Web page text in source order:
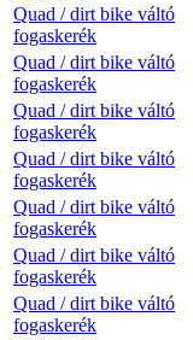
Quad / dirt bike váltó
fogaskerék
Quad / dirt bike váltó
fogaskerék
Quad / dirt bike váltó
fogaskerék
Quad / dirt bike váltó
fogaskerék
Quad / dirt bike váltó
fogaskerék
Quad / dirt bike váltó
fogaskerék
Quad / dirt bike váltó
fogaskerék